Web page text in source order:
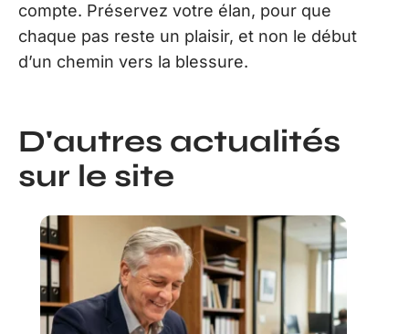
compte. Préservez votre élan, pour que
chaque pas reste un plaisir, et non le début
d’un chemin vers la blessure.
D'autres actualités
sur le site